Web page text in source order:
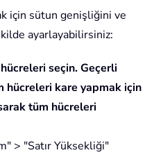
için sütun genişliğini ve
ayarlayabilirsiniz:
seçin. Geçerli
hücreleri kare yapmak için
tüm hücreleri
> "Satır Yüksekliği"